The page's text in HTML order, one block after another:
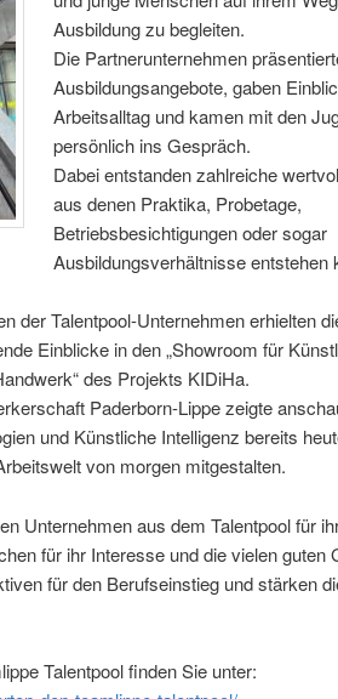
Ausbildung zu begleiten.
Die Partnerunternehmen
Ausbildungsangebote, gaben
Arbeitsalltag und kamen mit den
persönlich ins Gespräch.
Dabei entstanden zahlreiche
aus denen Praktika, Probetage,
Betriebsbesichtigungen oder sogar
Ausbildungsverhältnisse entstehen
der Talentpool-Unternehmen erhielten
Einblicke in den „Showroom für
des Projekts KIDiHa.
Paderborn-Lippe zeigte
und Künstliche Intelligenz bereits
von morgen mitgestalten.
Unternehmen aus dem Talentpool für
für ihr Interesse und die vielen guten
für den Berufseinstieg und stärken
Talentpool finden Sie unter: